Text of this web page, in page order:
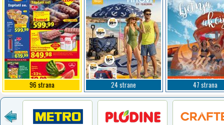
96 strana 24 strane 47 strana